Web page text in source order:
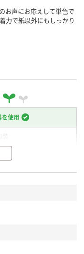
お声にお応えして単色で
力で紙以外にもしっかり
使用
い設計